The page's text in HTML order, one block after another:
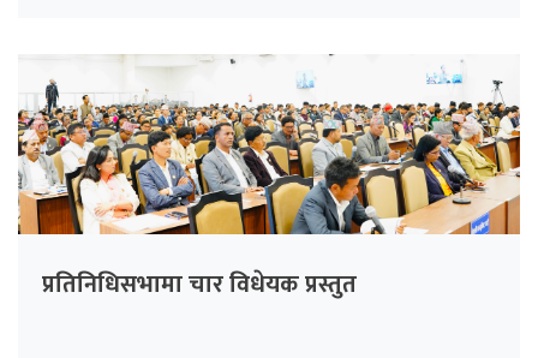
प्रतिनिधिसभामा चार विधेयक प्रस्तुत